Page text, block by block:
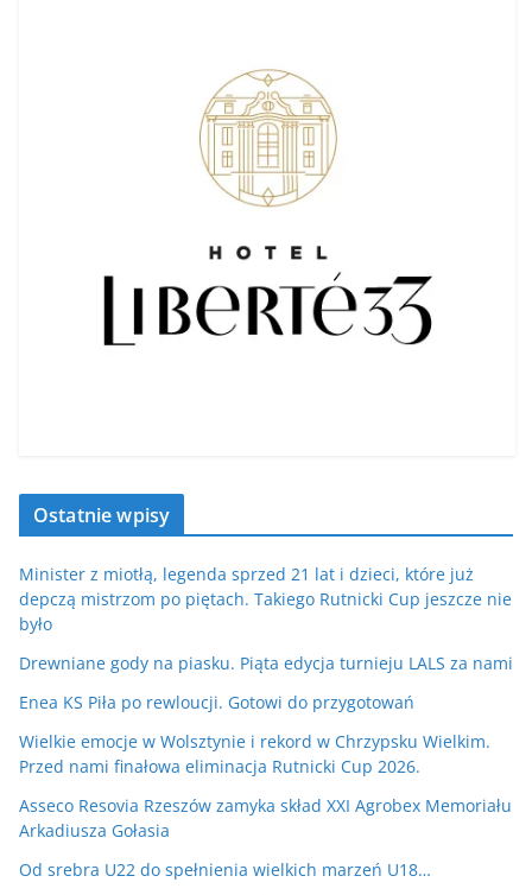
Ostatnie wpisy
Minister z miotłą, legenda sprzed 21 lat i dzieci, które już
depczą mistrzom po piętach. Takiego Rutnicki Cup jeszcze nie
było
Drewniane gody na piasku. Piąta edycja turnieju LALS za nami
Enea KS Piła po rewloucji. Gotowi do przygotowań
Wielkie emocje w Wolsztynie i rekord w Chrzypsku Wielkim.
Przed nami finałowa eliminacja Rutnicki Cup 2026.
Asseco Resovia Rzeszów zamyka skład XXI Agrobex Memoriału
Arkadiusza Gołasia
Od srebra U22 do spełnienia wielkich marzeń U18…